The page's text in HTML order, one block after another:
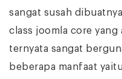
sangat susah
class joomla core yang
ternyata sangat
beberapa manfaat